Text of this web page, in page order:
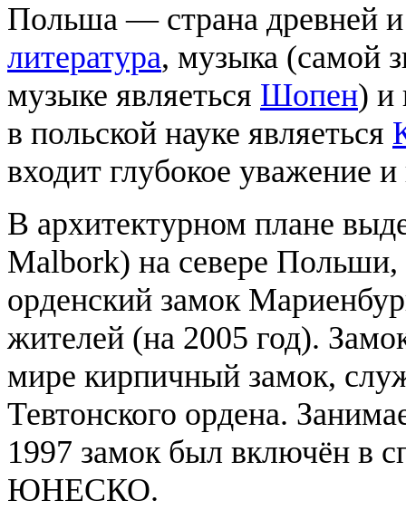
Польша — страна древней
литература, музыка (самой
музыке являеться Шопен) и
в польской науке являеться
входит глубокое уважение
В архитектурном плане
Malbork) на севере Польши,
орденский замок
жителей (на 2005 год).
мире кирпичный замок,
Тевтонского ордена.
1997 замок был включён в
ЮНЕСКО.